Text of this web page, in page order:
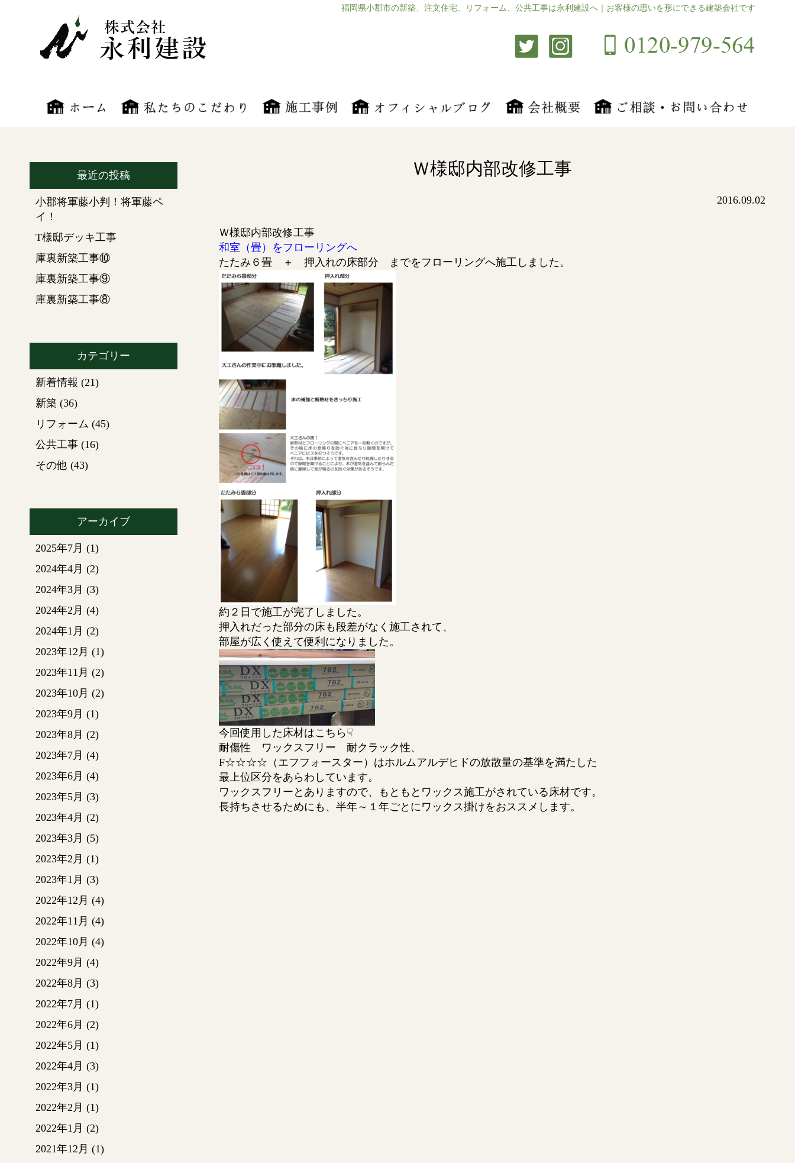
福岡県小郡市の新築、注文住宅、リフォーム、公共工事は永利建設へ｜お客様の思いを形にできる建築会社です
最近の投稿
小郡将軍藤小判！将軍藤ペ
イ！
T様邸デッキ工事
庫裏新築工事⑩
庫裏新築工事⑨
庫裏新築工事⑧
カテゴリー
新着情報 (21)
新築 (36)
リフォーム (45)
公共工事 (16)
その他 (43)
アーカイブ
2025年7月 (1)
2024年4月 (2)
2024年3月 (3)
2024年2月 (4)
2024年1月 (2)
2023年12月 (1)
2023年11月 (2)
2023年10月 (2)
2023年9月 (1)
2023年8月 (2)
2023年7月 (4)
2023年6月 (4)
2023年5月 (3)
2023年4月 (2)
2023年3月 (5)
2023年2月 (1)
2023年1月 (3)
2022年12月 (4)
2022年11月 (4)
2022年10月 (4)
2022年9月 (4)
2022年8月 (3)
2022年7月 (1)
2022年6月 (2)
2022年5月 (1)
2022年4月 (3)
2022年3月 (1)
2022年2月 (1)
2022年1月 (2)
2021年12月 (1)
Ｗ様邸内部改修工事
2016.09.02
Ｗ様邸内部改修工事
和室（畳）をフローリングへ
たたみ６畳 ＋ 押入れの床部分 までをフローリングへ施工しました。
約２日で施工が完了しました。
押入れだった部分の床も段差がなく施工されて、
部屋が広く使えて便利になりました。
今回使用した床材はこちら☟
耐傷性 ワックスフリー 耐クラック性、
F☆☆☆☆（エフフォースター）はホルムアルデヒドの放散量の基準を満たした
最上位区分をあらわしています。
ワックスフリーとありますので、もともとワックス施工がされている床材です。
長持ちさせるためにも、半年～１年ごとにワックス掛けをおススメします。